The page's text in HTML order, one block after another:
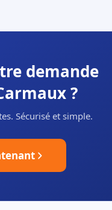
demande
?
Sécurisé et simple.